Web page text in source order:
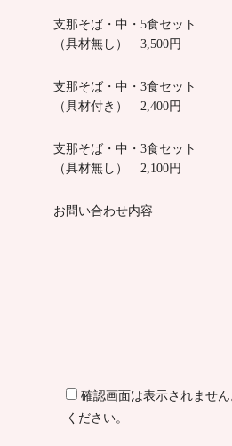
支那そば・中・5食セット
（具材無し） 3,500円
支那そば・中・3食セット
（具材付き） 2,400円
支那そば・中・3食セット
（具材無し） 2,100円
お問い合わせ内容
確認画面は表示されませ
ください。